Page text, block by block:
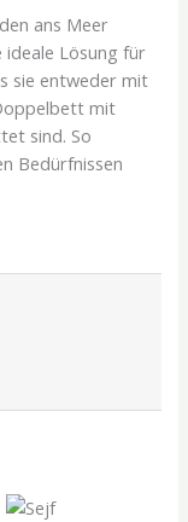
ans Meer
Lösung für
sie entweder mit
mit
sind. So
Bedürfnissen